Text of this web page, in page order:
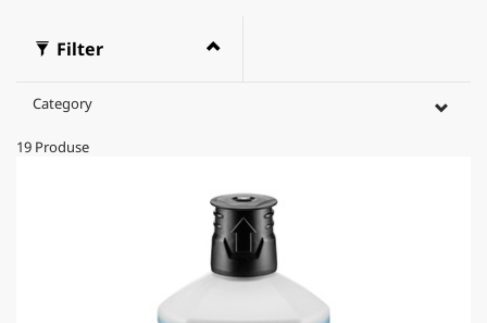
Filter
Category
19 Produse